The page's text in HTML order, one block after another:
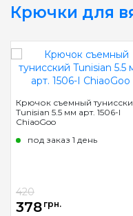
Крючки для
Крючок съемный
Tunisian 5.5 мм арт. 1506-I
ChiaoGoo
под заказ 1 день
420
378 грн.